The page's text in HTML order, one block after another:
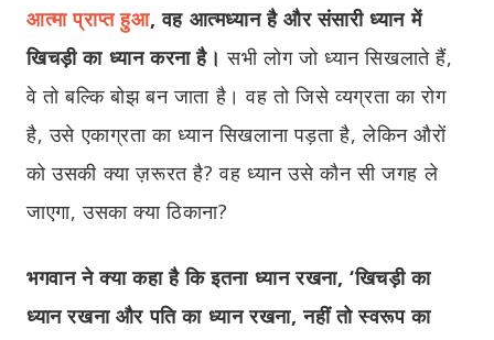
आत्मा प्राप्त हुआ, वह आत्मध्यान है और संसारी ध्यान में
खिचड़ी का ध्यान करना है। सभी लोग जो ध्यान सिखलाते हैं,
वे तो बल्कि बोझ बन जाता है। वह तो जिसे व्यग्रता का रोग
है, उसे एकाग्रता का ध्यान सिखलाना पड़ता है, लेकिन औरों
को उसकी क्या ज़रूरत है? वह ध्यान उसे कौन सी जगह ले
जाएगा, उसका क्या ठिकाना?
भगवान ने क्या कहा है कि इतना ध्यान रखना, ‘खिचड़ी का
ध्यान रखना और पति का ध्यान रखना, नहीं तो स्वरूप का